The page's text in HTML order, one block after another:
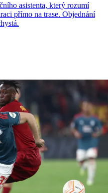
asistenta, který rozumí
přímo na trase. Objednání